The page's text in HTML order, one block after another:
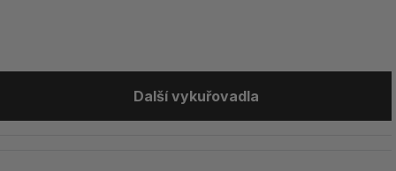
Další vykuřovadla